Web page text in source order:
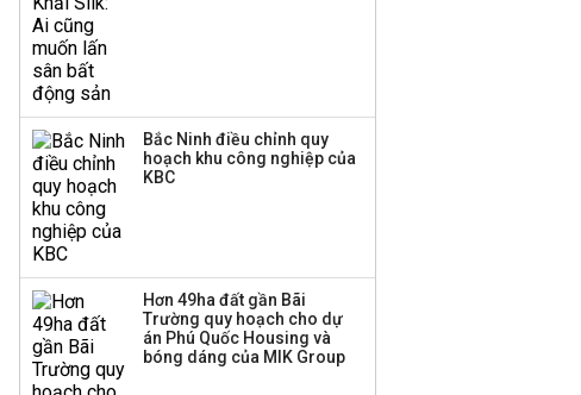
Bắc Ninh điều chỉnh quy
hoạch khu công nghiệp của
KBC
Hơn 49ha đất gần Bãi
Trường quy hoạch cho dự
án Phú Quốc Housing và
bóng dáng của MIK Group